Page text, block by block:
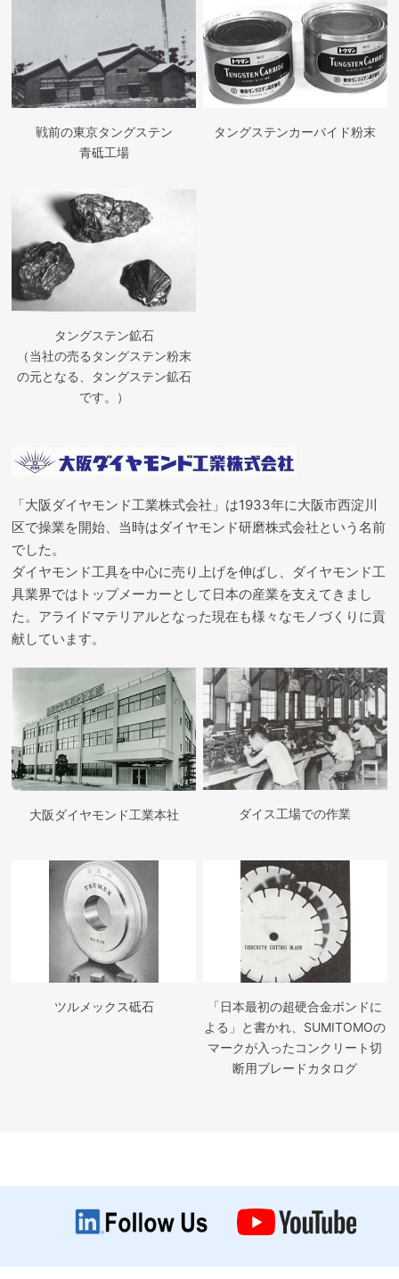
戦前の東京タングステン
青砥工場
タングステンカーバイド粉末
タングステン鉱石
（当社の売るタングステン粉末
の元となる、タングステン鉱石
です。）
「大阪ダイヤモンド工業株式会社」は1933年に大阪市西淀川
区で操業を開始、当時はダイヤモンド研磨株式会社という名前
でした。
ダイヤモンド工具を中心に売り上げを伸ばし、ダイヤモンド工
具業界ではトップメーカーとして日本の産業を支えてきまし
た。アライドマテリアルとなった現在も様々なモノづくりに貢
献しています。
大阪ダイヤモンド工業本社 ダイス工場での作業
ツルメックス砥石
「日本最初の超硬合金ボンドに
よる」と書かれ、SUMITOMOの
マークが入ったコンクリート切
断用ブレードカタログ